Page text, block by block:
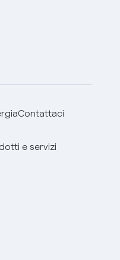
Contattaci
e servizi